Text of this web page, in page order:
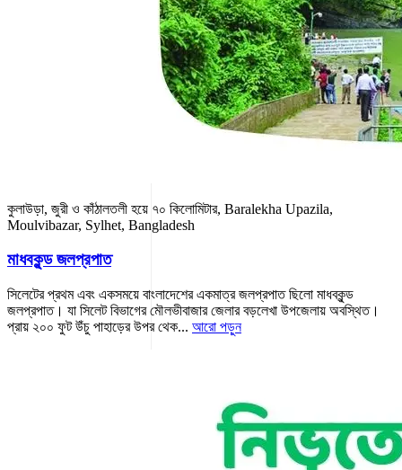
কুলাউড়া, জুরী ও কাঁঠালতলী হয়ে ৭০ কিলোমিটার, Baralekha Upazila,
Moulvibazar, Sylhet, Bangladesh
মাধবকুন্ড জলপ্রপাত
সিলেটের প্রথম এবং একসময়ে বাংলাদেশের একমাত্র জলপ্রপাত ছিলো মাধবকুন্ড
জলপ্রপাত। যা সিলেট বিভাগের মৌলভীবাজার জেলার বড়লেখা উপজেলায় অবস্থিত।
প্রায় ২০০ ফুট উঁচু পাহাড়ের উপর থেক... আরো পড়ুন